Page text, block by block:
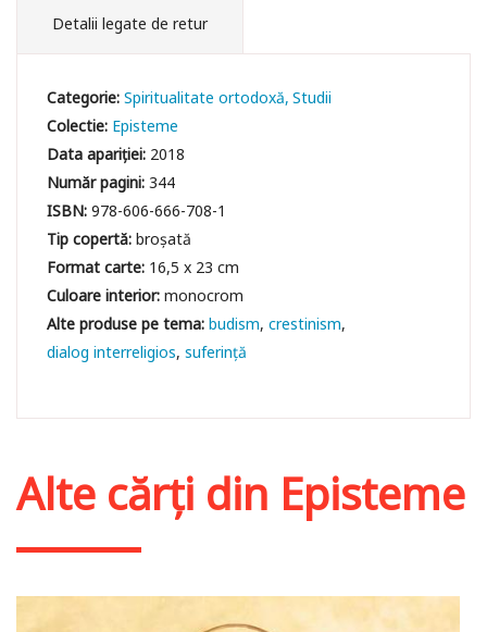
Detalii legate de retur
Categorie:Spiritualitate ortodoxă Studii
Colectie: Episteme
Data apariției: 2018
Număr pagini:344
ISBN:978-606-666-708-1
Tip copertă:broșată
Format carte: 16,5 x 23 cm
Culoare interior:monocrom
budism crestinism
dialog interreligios suferinţă
Alte cărți din Episteme